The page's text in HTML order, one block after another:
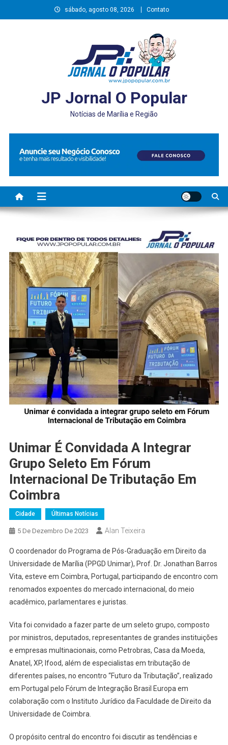
to
sábado, agosto 08, 2026 Contato
JP Jornal O Popular
Notícias de Marília e Região
Unimar É Convidada A Integrar
Grupo Seleto Em Fórum
Internacional De Tributação Em
Coimbra
Cidade Últimas Notícias
5 De Dezembro De 2023 Alan Teixeira
O coordenador do Programa de Pós-Graduação em Direito da
Universidade de Marília (PPGD Unimar), Prof. Dr. Jonathan Barros
Vita, esteve em Coimbra, Portugal, participando de encontro com
renomados expoentes do mercado internacional, do meio
acadêmico, parlamentares e juristas.
Vita foi convidado a fazer parte de um seleto grupo, composto
por ministros, deputados, representantes de grandes instituições
e empresas multinacionais, como Petrobras, Casa da Moeda,
Anatel, XP, Ifood, além de especialistas em tributação de
diferentes países, no encontro “Futuro da Tributação”, realizado
em Portugal pelo Fórum de Integração Brasil Europa em
colaboração com o Instituto Jurídico da Faculdade de Direito da
Universidade de Coimbra.
O propósito central do encontro foi discutir as tendências e